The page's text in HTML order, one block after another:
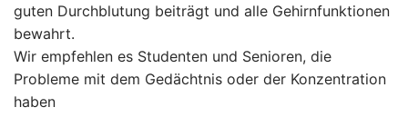
guten Durchblutung beiträgt und alle Gehirnfunktionen
bewahrt.
Wir empfehlen es Studenten und Senioren, die
Probleme mit dem Gedächtnis oder der Konzentration
haben